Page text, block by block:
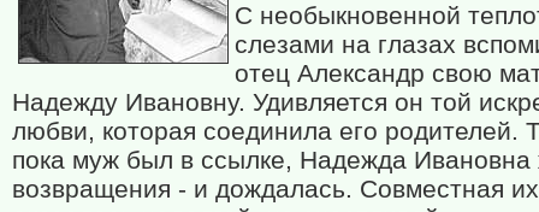
С необыкновенной
слезами на глазах
отец Александр свою
Надежду Ивановну. Удивляется он той
любви, которая соединила его родителей.
пока муж был в ссылке, Надежда Ивановна
возвращения - и дождалась. Совместная